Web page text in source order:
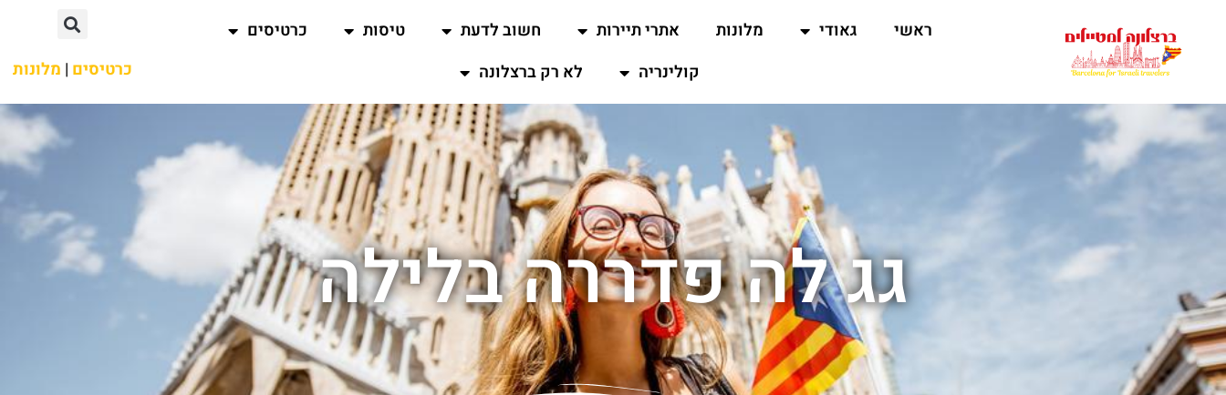
ראשי גאודי מלונות אתרי תיירות חשוב לדעת טיסות
כרטיסים
קולינריה
לא רק ברצלונה כרטיסים | מלונות
גג לה פדררה בלילה